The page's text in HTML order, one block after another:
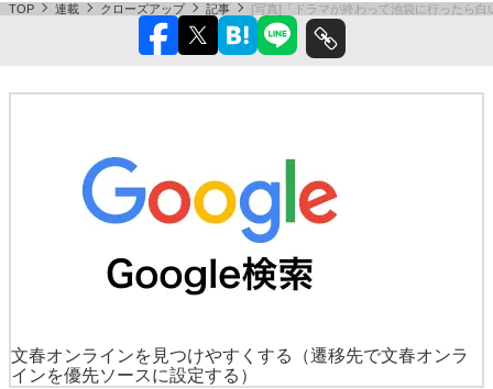
TOP 連載 クローズアップ 記事 [写真]「ドラマが終わって池袋に行ったら
文春オンラインを見つけやすくする
（遷移先で文春オンラ
インを優先ソースに設定する）